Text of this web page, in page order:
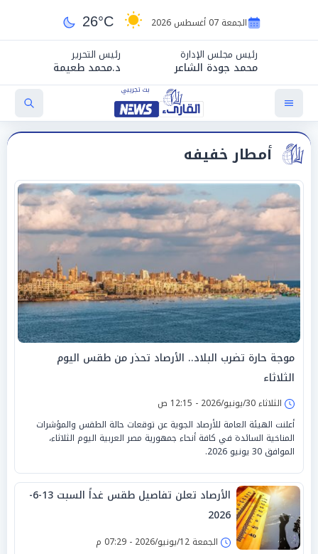
الجمعة 07 أغسطس 2026 26°C
رئيس مجلس الإدارة
محمد جودة الشاعر
رئيس التحرير
د.محمد طعيمة
أمطار خفيفه
موجة حارة تضرب البلاد.. الأرصاد تحذر من طقس اليوم
الثلاثاء
الثلاثاء 30/يونيو/2026 - 12:15 ص
أعلنت الهيئة العامة للأرصاد الجوية عن توقعات حالة الطقس والمؤشرات
المناخية السائدة في كافة أنحاء جمهورية مصر العربية اليوم الثلاثاء،
الموافق 30 يونيو 2026.
الأرصاد تعلن تفاصيل طقس غداً السبت 13-6-
2026
الجمعة 12/يونيو/2026 - 07:29 م